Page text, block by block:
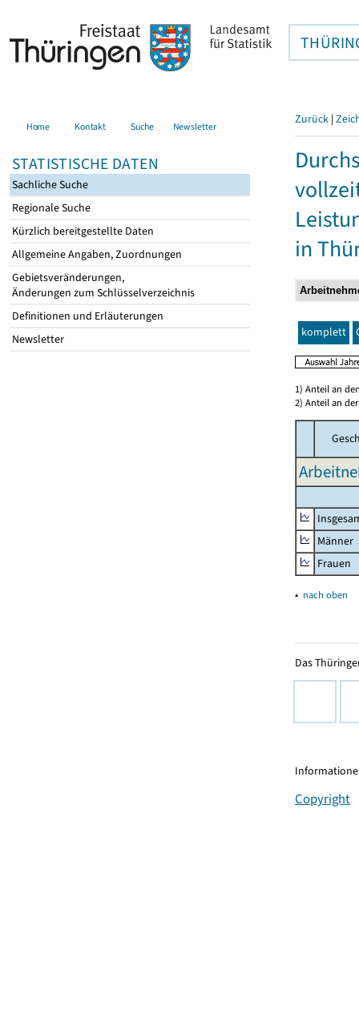
Home Kontakt Suche Newsletter
STATISTISCHE DATEN
Sachliche Suche
Regionale Suche
Kürzlich bereitgestellte Daten
Allgemeine Angaben, Zuordnungen
Gebietsveränderungen,
Änderungen zum Schlüsselverzeichnis
Definitionen und Erläuterungen
Newsletter
Zurück |
in
komplett
1) Anteil an
2) Anteil an
Männer
Frauen
▴ nach oben
Das
Copyright